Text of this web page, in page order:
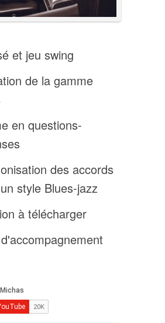
et jeu swing
de la gamme
en questions-
des accords
style Blues-jazz
à télécharger